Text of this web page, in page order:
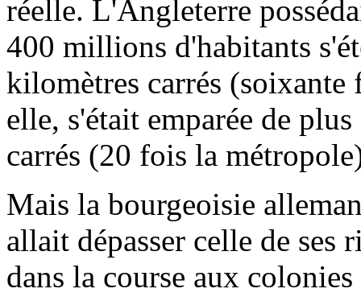
réelle. L'Angleterre
400 millions d'habitants
kilomètres carrés
elle, s'était emparée de
carrés (20 fois la
Mais la bourgeoisie
allait dépasser celle de ses
dans la course aux